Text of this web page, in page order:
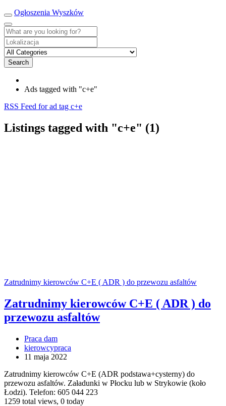
Ogłoszenia Wyszków
Search
Ads tagged with "c+e"
RSS Feed for ad tag c+e
Listings tagged with "c+e" (1)
Zatrudnimy kierowców C+E ( ADR ) do przewozu asfaltów
Zatrudnimy kierowców C+E ( ADR ) do
przewozu asfaltów
Praca dam
kierowcypraca
11 maja 2022
Zatrudnimy kierowców C+E (ADR podstawa+cysterny) do
przewozu asfaltów. Załadunki w Płocku lub w Strykowie (koło
Łodzi). Telefon: 605 044 223
1259 total views, 0 today